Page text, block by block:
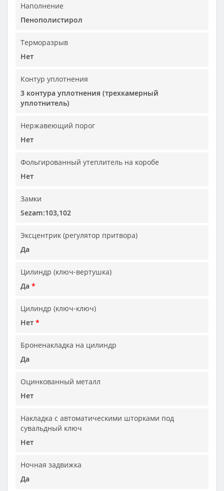
Наполнение
Пенополистирол
Терморазрыв
Нет
Контур уплотнения
3 контура уплотнения (трехкамерный
уплотнитель)
Нержавеющий порог
Нет
Фольгированный утеплитель на коробе
Нет
Замки
Sezam:103,102
Эксцентрик (регулятор притвора)
Да
Цилиндр (ключ-вертушка)
Да *
Цилиндр (ключ-ключ)
Нет *
Броненакладка на цилиндр
Да
Оцинкованный металл
Нет
Накладка с автоматическими шторками под
сувальдный ключ
Нет
Ночная задвижка
Да